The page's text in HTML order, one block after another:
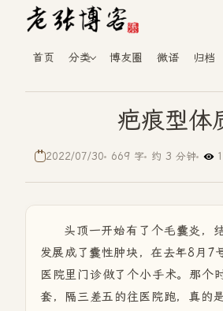
首页 分类 博友圈 微语 归档
疤痕型体
2022/07/30 669 字 约 3 分钟
头顶一开始有了个毛囊炎，
发展成了囊性肿块，在去年8月7
医院里门诊做了个小手术。那个
套，隔三差五的往医院跑，真的